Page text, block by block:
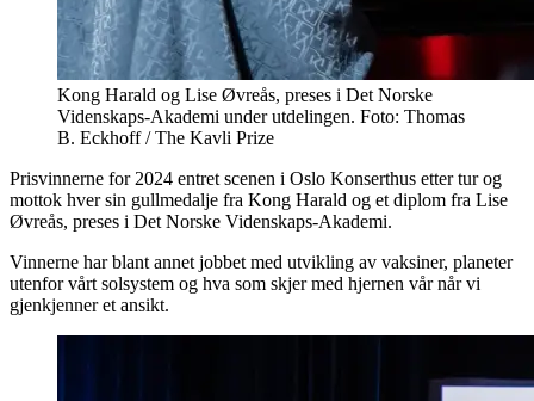
Kong Harald og Lise Øvreås, preses i Det Norske
Videnskaps-Akademi under utdelingen. Foto: Thomas
B. Eckhoff / The Kavli Prize
Prisvinnerne for 2024 entret scenen i Oslo Konserthus etter tur og
mottok hver sin gullmedalje fra Kong Harald og et diplom fra Lise
Øvreås, preses i Det Norske Videnskaps-Akademi.
Vinnerne har blant annet jobbet med utvikling av vaksiner, planeter
utenfor vårt solsystem og hva som skjer med hjernen vår når vi
gjenkjenner et ansikt.